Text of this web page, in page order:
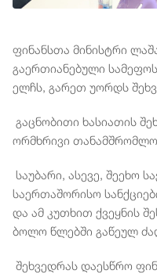
ფინანსთა მინისტრი
გაერთიანებული
ელჩს, გარეთ უორდს
გაცნობითი ხასიათის
ორმხრივი
საუბარი, ასევე, შეეხო
საერთაშორისო
და ამ კუთხით ქვეყნის
ბოლო წლებში გაწეულ
შეხვედრას დაესწრო